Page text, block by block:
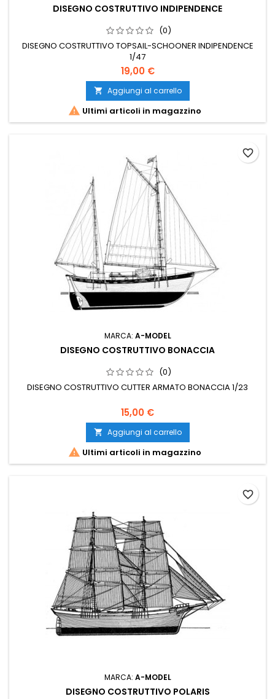
DISEGNO COSTRUTTIVO INDIPENDENCE
(0)
DISEGNO COSTRUTTIVO TOPSAIL-SCHOONER INDIPENDENCE
1/47
19,00 €
 Aggiungi al carrello
 Ultimi articoli in magazzino
MARCA: A-MODEL
DISEGNO COSTRUTTIVO BONACCIA
(0)
DISEGNO COSTRUTTIVO CUTTER ARMATO BONACCIA 1/23
15,00 €
 Aggiungi al carrello
 Ultimi articoli in magazzino
favorite_border
MARCA: A-MODEL
DISEGNO COSTRUTTIVO POLARIS
favorite_border